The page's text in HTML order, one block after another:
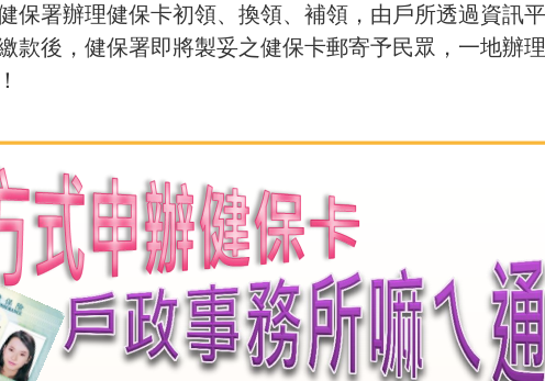
保署辦理健保卡初領、換領、補領，由戶所透過資訊
款後，健保署即將製妥之健保卡郵寄予民眾，一地辦理